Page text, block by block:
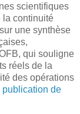
scientifiques
la continuité
une synthèse
qui souligne
réels de la
des opérations
publication de